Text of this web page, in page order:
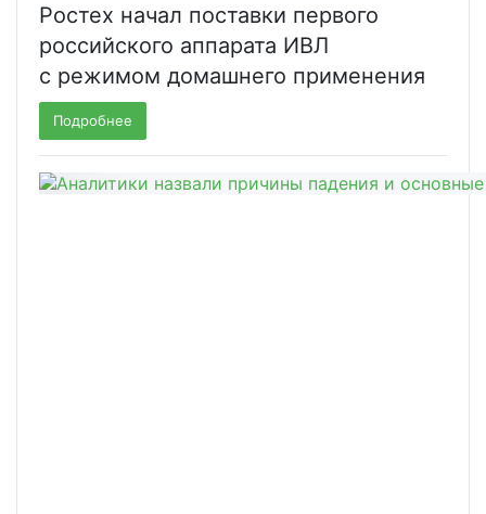
Ростех начал поставки первого
российского аппарата ИВЛ
с режимом домашнего применения
Подробнее